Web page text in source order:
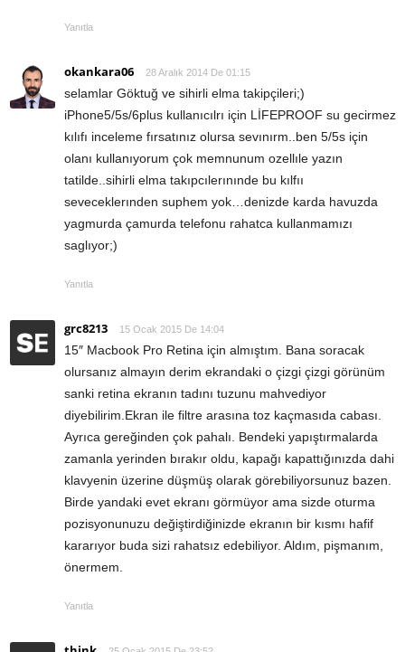
Yanıtla
okankara06 28 Aralık 2014 De 01:15
selamlar Göktuğ ve sihirli elma takipçileri;)
iPhone5/5s/6plus kullanıcılrı için LİFEPROOF su gecirmez
kılıfı inceleme fırsatınız olursa sevınırm..ben 5/5s için
olanı kullanıyorum çok memnunum ozellıle yazın
tatilde..sihirli elma takıpcılerınınde bu kılfıı
seveceklerınden suphem yok…denizde karda havuzda
yagmurda çamurda telefonu rahatca kullanmamızı
saglıyor;)
Yanıtla
grc8213 15 Ocak 2015 De 14:04
15″ Macbook Pro Retina için almıştım. Bana soracak
olursanız almayın derim ekrandaki o çizgi çizgi görünüm
sanki retina ekranın tadını tuzunu mahvediyor
diyebilirim.Ekran ile filtre arasına toz kaçmasıda cabası.
Ayrıca gereğinden çok pahalı. Bendeki yapıştırmalarda
zamanla yerinden bırakır oldu, kapağı kapattığınızda dahi
klavyenin üzerine düşmüş olarak görebiliyorsunuz bazen.
Birde yandaki evet ekranı görmüyor ama sizde oturma
pozisyonunuzu değiştirdiğinizde ekranın bir kısmı hafif
kararıyor buda sizi rahatsız edebiliyor. Aldım, pişmanım,
önermem.
Yanıtla